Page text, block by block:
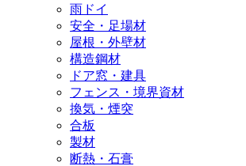
雨ドイ
安全・足場材
屋根・外壁材
構造鋼材
ドア窓・建具
フェンス・境界資材
換気・煙突
合板
製材
断熱・石膏